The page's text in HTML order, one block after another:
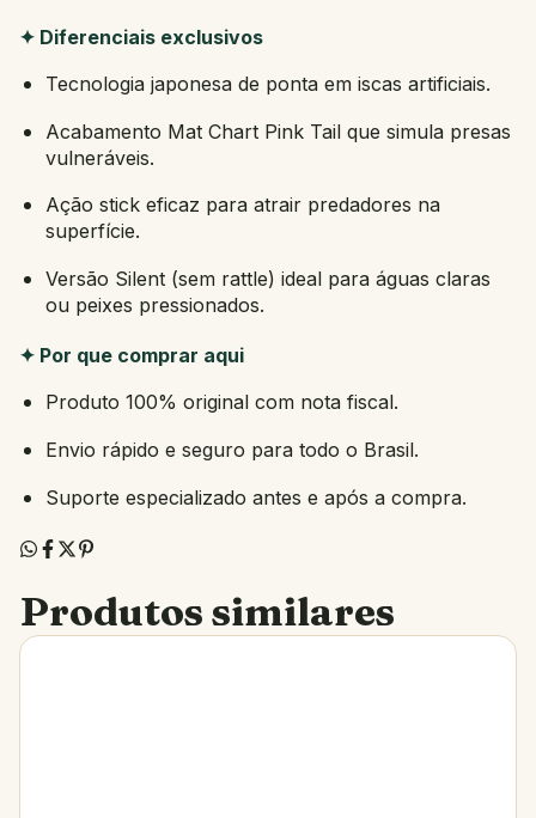
✦ Diferenciais exclusivos
Tecnologia japonesa de ponta em iscas artificiais.
Acabamento Mat Chart Pink Tail que simula presas
vulneráveis.
Ação stick eficaz para atrair predadores na
superfície.
Versão Silent (sem rattle) ideal para águas claras
ou peixes pressionados.
✦ Por que comprar aqui
Produto 100% original com nota fiscal.
Envio rápido e seguro para todo o Brasil.
Suporte especializado antes e após a compra.
Produtos similares